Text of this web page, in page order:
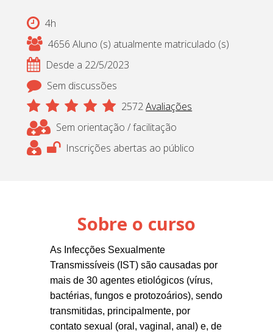
pt_br
4h
4656 Aluno (s) atualmente matriculado (s)
Desde a 22/5/2023
Sem discussões
2572Avaliações
Sem orientação / facilitação
Inscrições abertas ao público
Sobre o curso
As Infecções Sexualmente
Transmissíveis (IST) são causadas por
mais de 30 agentes etiológicos (vírus,
bactérias, fungos e protozoários), sendo
transmitidas, principalmente, por
contato sexual (oral, vaginal, anal) e, de